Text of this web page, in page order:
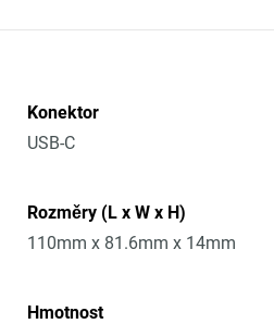
Konektor
USB-C
Rozměry (L x W x H)
110mm x 81.6mm x 14mm
Hmotnost